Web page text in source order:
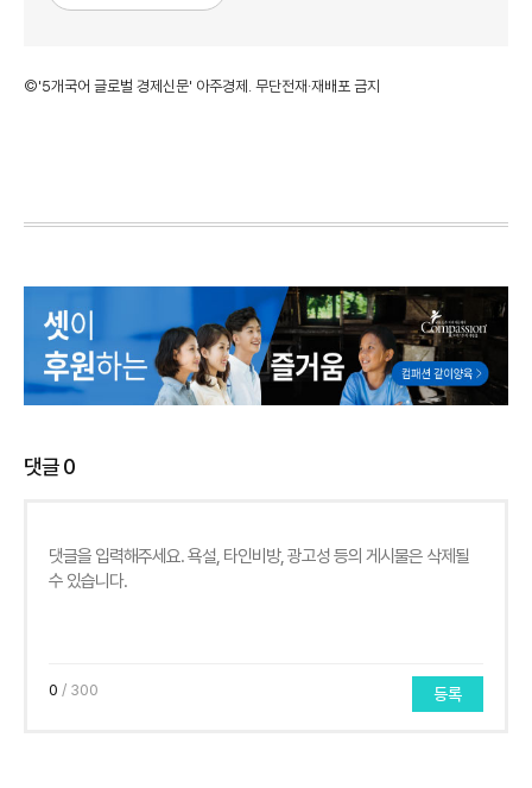
©'5개국어 글로벌 경제신문' 아주경제. 무단전재·재배포 금지
댓글0
0 / 300 등록